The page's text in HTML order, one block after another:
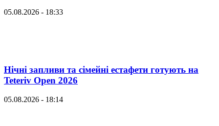
05.08.2026 - 18:33
Нічні запливи та сімейні естафети готують на
Teteriv Open 2026
05.08.2026 - 18:14